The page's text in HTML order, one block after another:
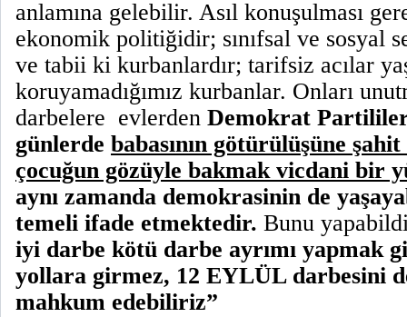
anlamına gelebilir. Asıl konuşulması
ekonomik politiğidir; sınıfsal ve sosyal
ve tabii ki kurbanlardır; tarifsiz acılar
koruyamadığımız kurbanlar. Onları
darbelere evlerden Demokrat
günlerde babasının götürülüşüne
çocuğun gözüyle bakmak vicdani bir
aynı zamanda demokrasinin de
temeli ifade etmektedir. Bunu
iyi darbe kötü darbe ayrımı yapmak
yollara girmez, 12 EYLÜL darbesini
mahkum edebiliriz”